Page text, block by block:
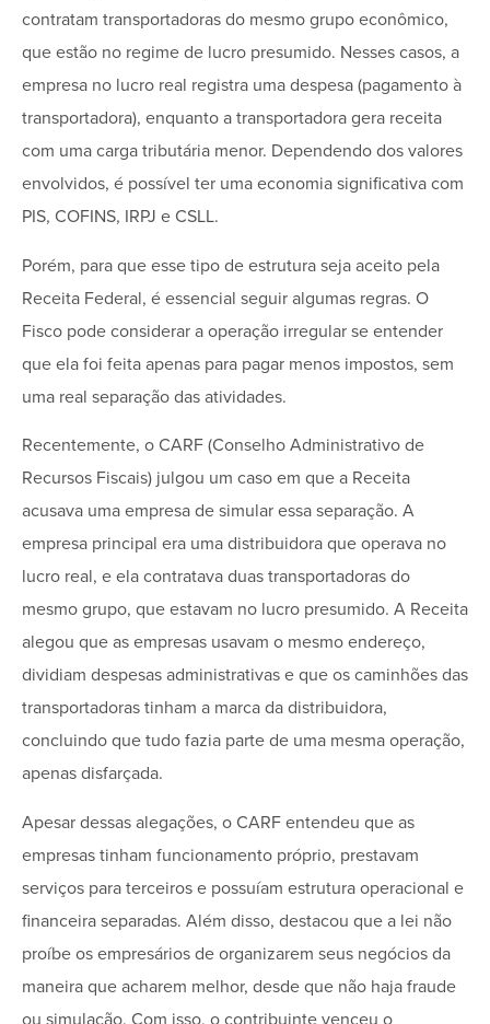
contratam transportadoras do mesmo grupo econômico,
que estão no regime de lucro presumido. Nesses casos, a
empresa no lucro real registra uma despesa (pagamento à
transportadora), enquanto a transportadora gera receita
com uma carga tributária menor. Dependendo dos valores
envolvidos, é possível ter uma economia significativa com
PIS, COFINS, IRPJ e CSLL.
Porém, para que esse tipo de estrutura seja aceito pela
Receita Federal, é essencial seguir algumas regras. O
Fisco pode considerar a operação irregular se entender
que ela foi feita apenas para pagar menos impostos, sem
uma real separação das atividades.
Recentemente, o CARF (Conselho Administrativo de
Recursos Fiscais) julgou um caso em que a Receita
acusava uma empresa de simular essa separação. A
empresa principal era uma distribuidora que operava no
lucro real, e ela contratava duas transportadoras do
mesmo grupo, que estavam no lucro presumido. A Receita
alegou que as empresas usavam o mesmo endereço,
dividiam despesas administrativas e que os caminhões das
transportadoras tinham a marca da distribuidora,
concluindo que tudo fazia parte de uma mesma operação,
apenas disfarçada.
Apesar dessas alegações, o CARF entendeu que as
empresas tinham funcionamento próprio, prestavam
serviços para terceiros e possuíam estrutura operacional e
financeira separadas. Além disso, destacou que a lei não
proíbe os empresários de organizarem seus negócios da
maneira que acharem melhor, desde que não haja fraude
ou simulação. Com isso, o contribuinte venceu o